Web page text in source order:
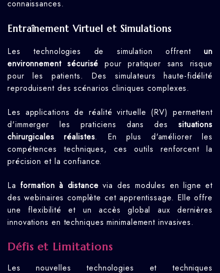
connaissances.
Entraînement Virtuel et Simulations
Les technologies de simulation offrentun
environnement sécurisé pour pratiquer sans risque
pour les patients. Des simulateurs haute-fidélité
reproduisent des scénarios cliniques complexes.
Les applications de réalité virtuelle (RV) permettent
d'immerger les praticiens dans des situations
chirurgicales réalistes. En plus d'améliorer les
compétences techniques, ces outils renforcent la
précision et la confiance.
La formation à distance via des modules en ligne et
des webinaires complète cet apprentissage. Elle offre
une flexibilité et un accès global aux dernières
innovations en techniques minimalement invasives.
Défis et Limitations
Les nouvelles technologies et techniques